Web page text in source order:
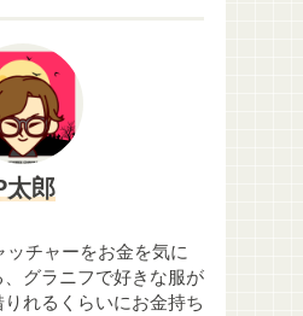
太郎
チャーをお金を気に
、グラニフで好きな服が
れるくらいにお金持ち